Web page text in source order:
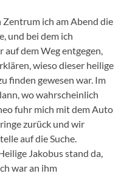
Zentrum ich am Abend die
und bei dem ich
auf dem Weg entgegen,
wieso dieser heilige
finden gewesen war. Im
wo wahrscheinlich
fuhr mich mit dem Auto
zurück und wir
auf die Suche.
Jakobus stand da,
war an ihm